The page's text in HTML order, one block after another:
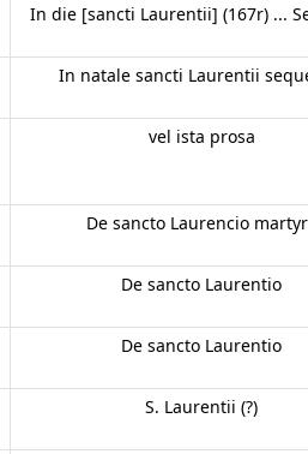
In die [sancti Laurentii] (167r) ...
In natale sancti Laurentii
vel ista prosa
De sancto Laurencio
De sancto Laurentio
De sancto Laurentio
S. Laurentii (?)